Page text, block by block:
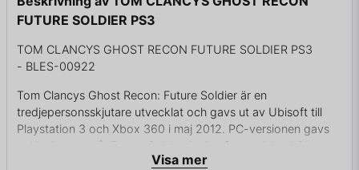
FUTURE SOLDIER PS3
TOM CLANCYS GHOST RECON FUTURE SOLDIER PS3
- BLES-00922
Tom Clancys Ghost Recon: Future Soldier är en
tredjepersonsskjutare utvecklat och gavs ut av Ubisoft till
Playstation 3 och Xbox 360 i maj 2012. PC-versionen gavs
ut i juni samma år.Future Soldier är den femte delen i Ghost
Recon-serien, och tillkännagavs av Ubisoft den 22 januari
Visa mer